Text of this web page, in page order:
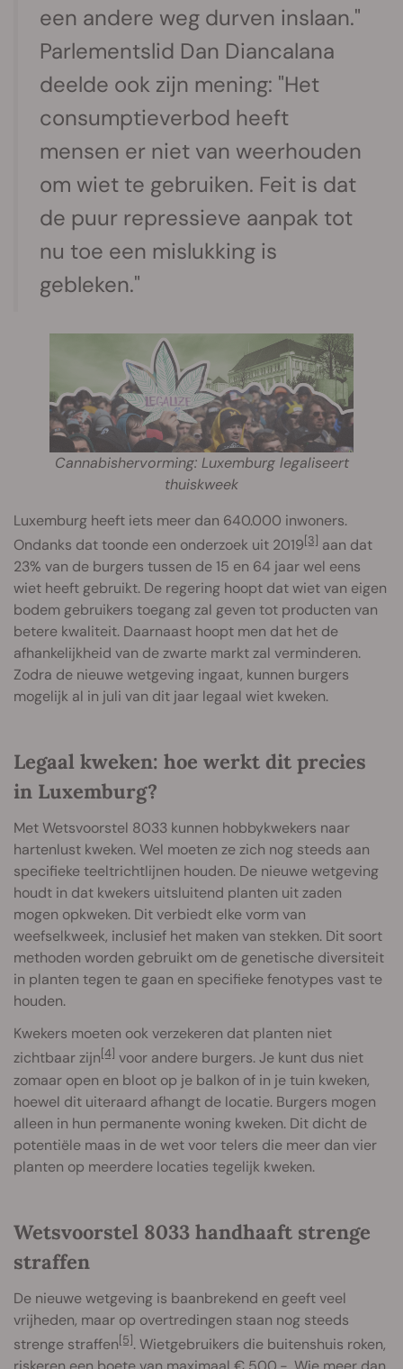
een andere weg durven inslaan."
Parlementslid Dan Diancalana
deelde ook zijn mening: "Het
consumptieverbod heeft
mensen er niet van weerhouden
om wiet te gebruiken. Feit is dat
de puur repressieve aanpak tot
nu toe een mislukking is
gebleken."
Cannabishervorming: Luxemburg legaliseert
thuiskweek
Luxemburg heeft iets meer dan 640.000 inwoners.
Ondanks dat toonde een onderzoek uit 2019[3] aan dat
23% van de burgers tussen de 15 en 64 jaar wel eens
wiet heeft gebruikt. De regering hoopt dat wiet van eigen
bodem gebruikers toegang zal geven tot producten van
betere kwaliteit. Daarnaast hoopt men dat het de
afhankelijkheid van de zwarte markt zal verminderen.
Zodra de nieuwe wetgeving ingaat, kunnen burgers
mogelijk al in juli van dit jaar legaal wiet kweken.
Legaal kweken: hoe werkt dit precies
in Luxemburg?
Met Wetsvoorstel 8033 kunnen hobbykwekers naar
hartenlust kweken. Wel moeten ze zich nog steeds aan
specifieke teeltrichtlijnen houden. De nieuwe wetgeving
houdt in dat kwekers uitsluitend planten uit zaden
mogen opkweken. Dit verbiedt elke vorm van
weefselkweek, inclusief het maken van stekken. Dit soort
methoden worden gebruikt om de genetische diversiteit
in planten tegen te gaan en specifieke fenotypes vast te
houden.
Kwekers moeten ook verzekeren dat planten niet
zichtbaar zijn[4] voor andere burgers. Je kunt dus niet
zomaar open en bloot op je balkon of in je tuin kweken,
hoewel dit uiteraard afhangt de locatie. Burgers mogen
alleen in hun permanente woning kweken. Dit dicht de
potentiële maas in de wet voor telers die meer dan vier
planten op meerdere locaties tegelijk kweken.
Wetsvoorstel 8033 handhaaft strenge
straffen
De nieuwe wetgeving is baanbrekend en geeft veel
vrijheden, maar op overtredingen staan nog steeds
strenge straffen[5]. Wietgebruikers die buitenshuis roken,